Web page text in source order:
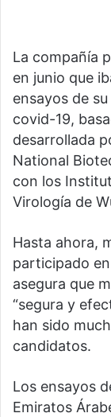
La compañía
en junio que
ensayos de
covid-19,
desarrollada
National
con los
Virología de
Hasta ahora,
participado
asegura que
“segura y
han sido
candidatos.
Los ensayos
Emiratos